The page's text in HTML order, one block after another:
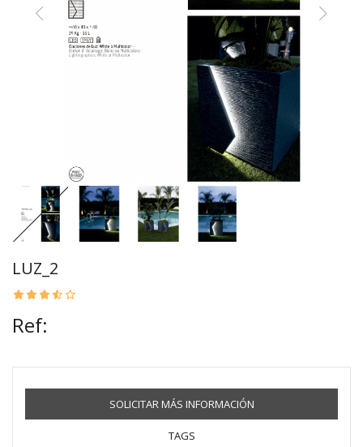
LUZ_2
Ref:
SOLICITAR MÁS INFORMACIÓN
TAGS